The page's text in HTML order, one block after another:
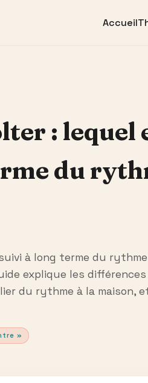
Accueil
: lequel
du
à long terme du
explique les
du rythme à la maison,
»